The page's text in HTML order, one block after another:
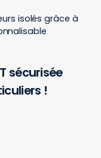
isolés grâce à
sécurisée
!